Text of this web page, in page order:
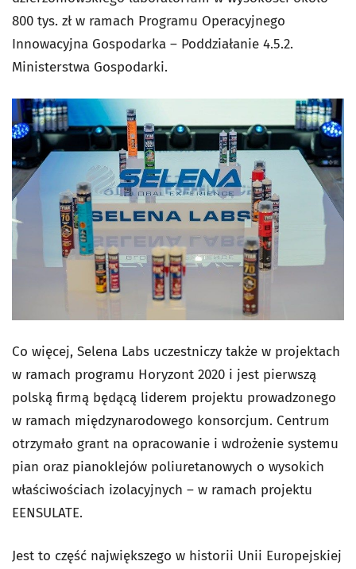
800 tys. zł w ramach Programu Operacyjnego
Innowacyjna Gospodarka – Poddziałanie 4.5.2.
Ministerstwa Gospodarki.
Co więcej, Selena Labs uczestniczy także w projektach
w ramach programu Horyzont 2020 i jest pierwszą
polską firmą będącą liderem projektu prowadzonego
w ramach międzynarodowego konsorcjum. Centrum
otrzymało grant na opracowanie i wdrożenie systemu
pian oraz pianoklejów poliuretanowych o wysokich
właściwościach izolacyjnych – w ramach projektu
EENSULATE.
Jest to część największego w historii Unii Europejskiej